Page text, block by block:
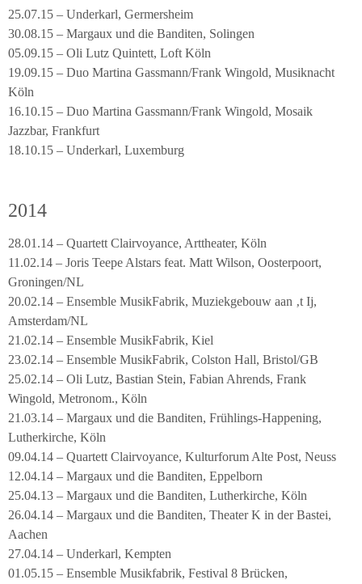
25.07.15 – Underkarl, Germersheim
30.08.15 – Margaux und die Banditen, Solingen
05.09.15 – Oli Lutz Quintett, Loft Köln
19.09.15 – Duo Martina Gassmann/Frank Wingold, Musiknacht
Köln
16.10.15 – Duo Martina Gassmann/Frank Wingold, Mosaik
Jazzbar, Frankfurt
18.10.15 – Underkarl, Luxemburg
2014
28.01.14 – Quartett Clairvoyance, Arttheater, Köln
11.02.14 – Joris Teepe Alstars feat. Matt Wilson, Oosterpoort,
Groningen/NL
20.02.14 – Ensemble MusikFabrik, Muziekgebouw aan ‚t Ij,
Amsterdam/NL
21.02.14 – Ensemble MusikFabrik, Kiel
23.02.14 – Ensemble MusikFabrik, Colston Hall, Bristol/GB
25.02.14 – Oli Lutz, Bastian Stein, Fabian Ahrends, Frank
Wingold, Metronom., Köln
21.03.14 – Margaux und die Banditen, Frühlings-Happening,
Lutherkirche, Köln
09.04.14 – Quartett Clairvoyance, Kulturforum Alte Post, Neuss
12.04.14 – Margaux und die Banditen, Eppelborn
25.04.13 – Margaux und die Banditen, Lutherkirche, Köln
26.04.14 – Margaux und die Banditen, Theater K in der Bastei,
Aachen
27.04.14 – Underkarl, Kempten
01.05.15 – Ensemble Musikfabrik, Festival 8 Brücken,